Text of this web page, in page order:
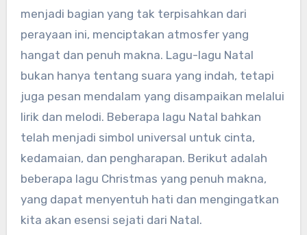
menjadi bagian yang tak terpisahkan dari
perayaan ini, menciptakan atmosfer yang
hangat dan penuh makna. Lagu-lagu Natal
bukan hanya tentang suara yang indah, tetapi
juga pesan mendalam yang disampaikan melalui
lirik dan melodi. Beberapa lagu Natal bahkan
telah menjadi simbol universal untuk cinta,
kedamaian, dan pengharapan. Berikut adalah
beberapa lagu Christmas yang penuh makna,
yang dapat menyentuh hati dan mengingatkan
kita akan esensi sejati dari Natal.